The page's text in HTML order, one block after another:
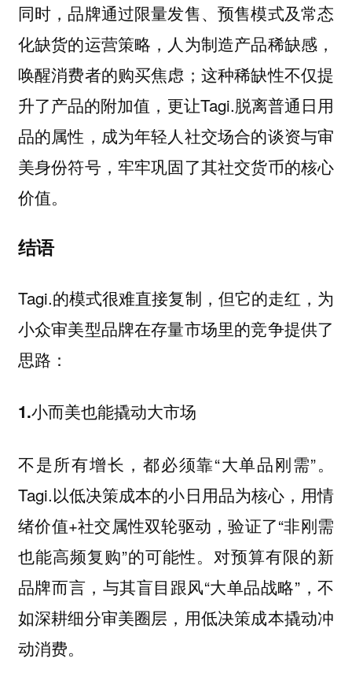
同时，品牌通过限量发售、预售模式及常态
化缺货的运营策略，人为制造产品稀缺感，
唤醒消费者的购买焦虑；这种稀缺性不仅提
升了产品的附加值，更让Tagi.脱离普通日用
品的属性，成为年轻人社交场合的谈资与审
美身份符号，牢牢巩固了其社交货币的核心
价值。
结语
Tagi.的模式很难直接复制，但它的走红，为
小众审美型品牌在存量市场里的竞争提供了
思路：
1.小而美也能撬动大市场
不是所有增长，都必须靠“大单品刚需”。
Tagi.以低决策成本的小日用品为核心，用情
绪价值+社交属性双轮驱动，验证了“非刚需
也能高频复购”的可能性。对预算有限的新
品牌而言，与其盲目跟风“大单品战略”，不
如深耕细分审美圈层，用低决策成本撬动冲
动消费。